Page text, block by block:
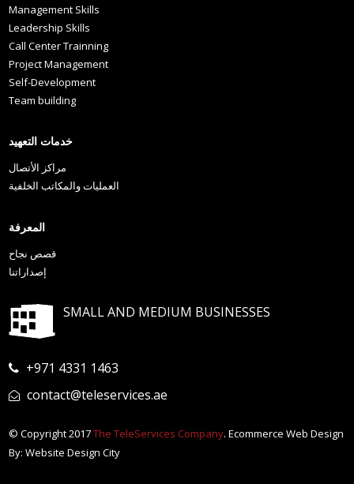
Management Skills
Leadership Skills
Call Center Trainning
Project Management
Self-Development
Team building
خدمات التعهيد
مراكز الأتصال
العمليات والمكاتب الخلفية
المعرفة
قصص نجاح
إصداراتنا
SMALL AND MEDIUM BUSINESSES
+971 4331 1463
contact@teleservices.ae
© Copyright 2017The TeleServices Company. Ecommerce Web Design
By: Website Design City